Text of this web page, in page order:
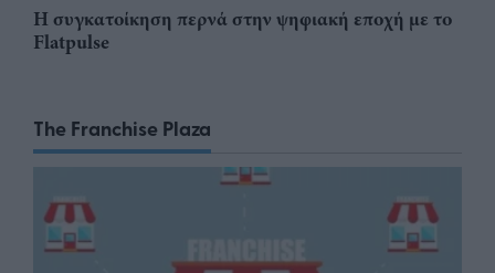
Η συγκατοίκηση περνά στην ψηφιακή εποχή με το
Flatpulse
The Franchise Plaza